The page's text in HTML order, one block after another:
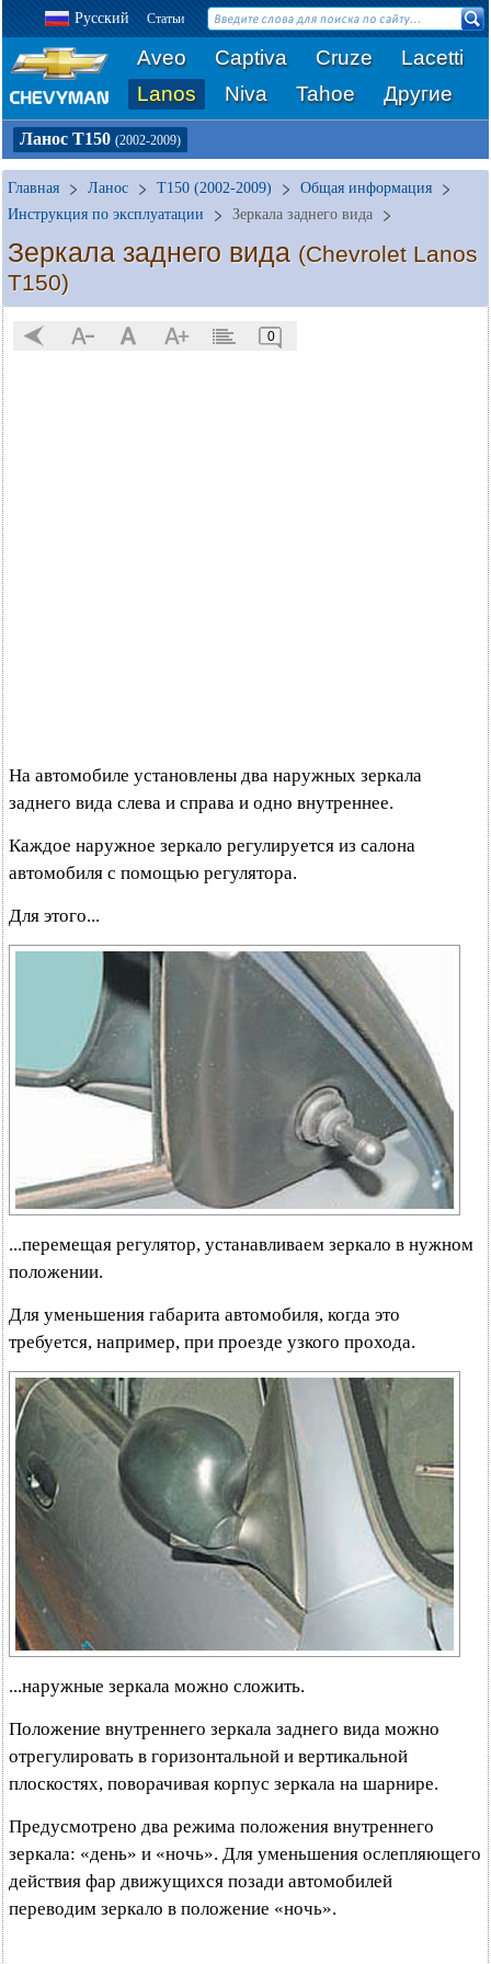
Русский Статьи
Aveo Captiva Cruze
Lacetti
Lanos
Niva Tahoe Другие
Ланос Т150 (2002-2009)
Главная Ланос T150 (2002-2009)
Общая информация
Инструкция по эксплуатации
Зеркала заднего вида
Зеркала заднего вида (Chevrolet Lanos
T150)
0
На автомобиле установлены два наружных зеркала
заднего вида слева и справа и одно внутреннее.
Каждое наружное зеркало регулируется из салона
автомобиля с помощью регулятора.
Для этого...
...перемещая регулятор, устанавливаем зеркало в нужном
положении.
Для уменьшения габарита автомобиля, когда это
требуется, например, при проезде узкого прохода.
...наружные зеркала можно сложить.
Положение внутреннего зеркала заднего вида можно
отрегулировать в горизонтальной и вертикальной
плоскостях, поворачивая корпус зеркала на шарнире.
Предусмотрено два режима положения внутреннего
зеркала: «день» и «ночь». Для уменьшения ослепляющего
действия фар движущихся позади автомобилей
переводим зеркало в положение «ночь».